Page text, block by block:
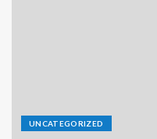
UNCATEGORIZED